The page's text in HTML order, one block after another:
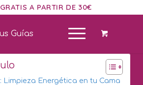
A PARTIR DE 30€
Limpieza Energética en tu Cama